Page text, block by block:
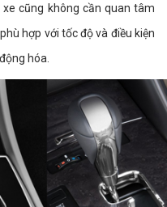
xe cũng không cần quan tâm
hợp với tốc độ và điều kiện
hóa.